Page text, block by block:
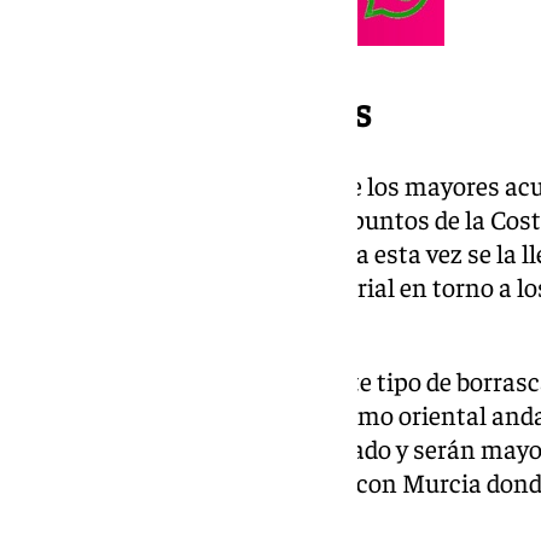
Dónde va a llover más
Actualmente, todo apunta a que los mayores
las sierras del norte de Huelva, puntos de la
Córdoba y Jaén, aunque la palma esta vez se
gran parte de su término territorial en torno a
Como suele ser habitual con este tipo de
destacables se darán en el extremo oriental
Allí el frente llegará más debilitado y serán
siendo la única provincia junto con Murcia